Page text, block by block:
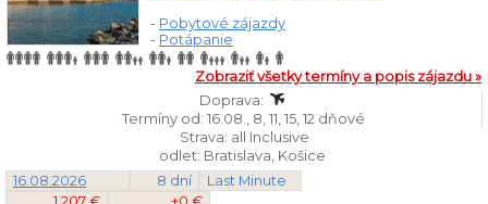
- Pobytové zájazdy
- Potápanie
Zobraziť všetky termíny a popis zájazdu »
Doprava:
Termíny od: 16.08., 8, 11, 15, 12 dňové
Strava: all Inclusive
odlet: Bratislava, Košice
16.08.2026
8 dní
Last Minute